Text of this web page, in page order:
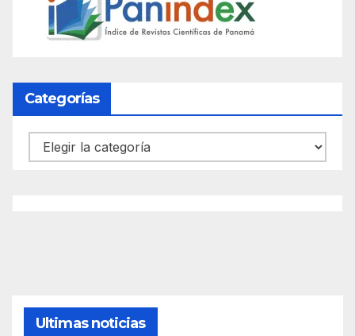
Categorías
Categorías
Ultimas noticias